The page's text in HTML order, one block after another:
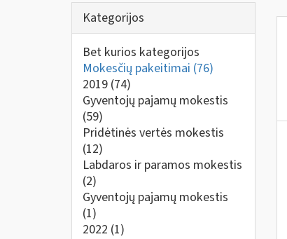
Kategorijos
Bet kurios kategorijos
Mokesčių pakeitimai (76)
2019 (74)
Gyventojų pajamų mokestis
(59)
Pridėtinės vertės mokestis
(12)
Labdaros ir paramos mokestis
(2)
Gyventojų pajamų mokestis
(1)
2022 (1)